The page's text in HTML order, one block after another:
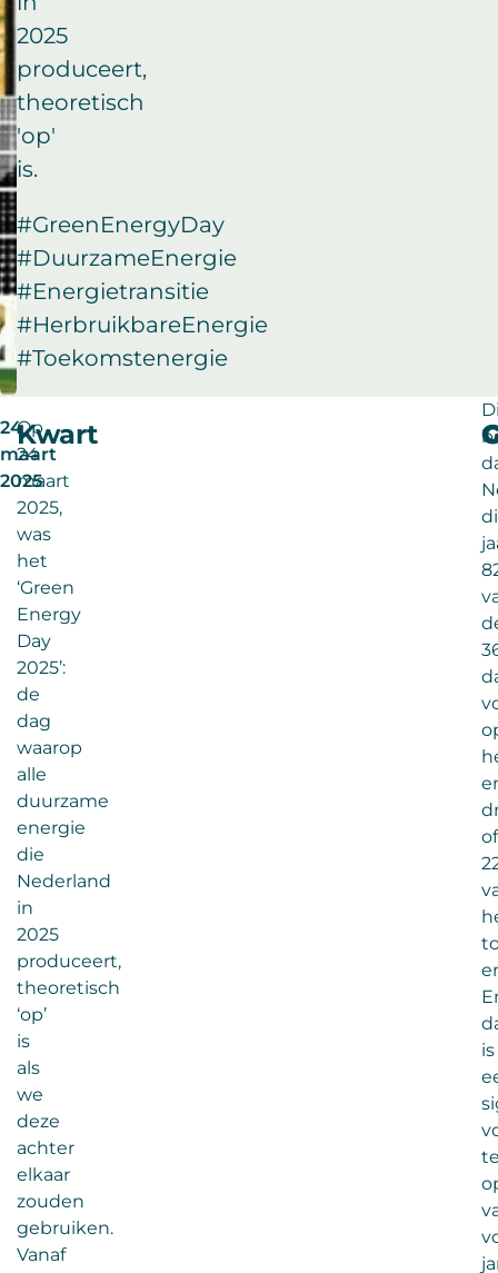
2025
produceert,
theoretisch
'op'
is.
#GreenEnergyDay
#DuurzameEnergie
#Energietransitie
#HerbruikbareEnergie
#Toekomstenergie
24
maart
2025
Op
24
maart
2025,
was
het
‘Green
Energy
Day
2025’:
de
dag
waarop
alle
duurzame
energie
die
Nederland
in
2025
produceert,
theoretisch
‘op’
is
als
we
deze
achter
elkaar
zouden
gebruiken.
Vanaf
Kwart
is